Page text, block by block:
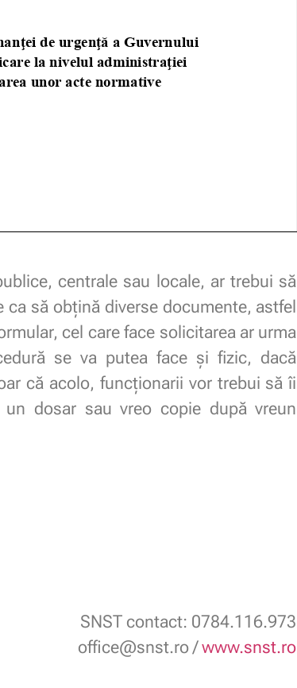
centrale sau locale, ar trebui să
să obțină diverse documente, astfel
cel care face solicitarea ar urma
se va putea face și fizic, dacă
că acolo, funcționarii vor trebui să îi
dosar sau vreo copie după vreun
SNST contact: 0784.116.973
office@snst.ro /www.snst.ro